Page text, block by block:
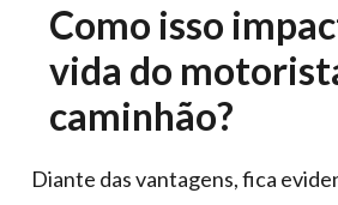
Como isso
vida do
caminhão?
Diante das vantagens, fica